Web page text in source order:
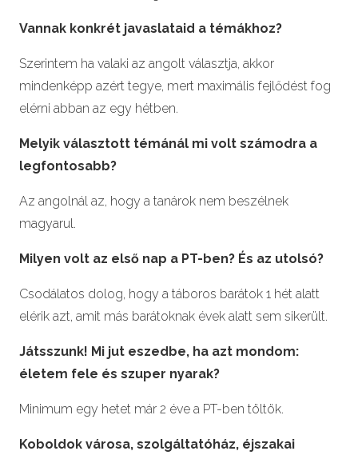
Vannak konkrét javaslataid a témákhoz?
Szerintem ha valaki az angolt választja, akkor
mindenképp azért tegye, mert maximális fejlődést fog
elérni abban az egy hétben.
Melyik választott témánál mi volt számodra a
legfontosabb?
Az angolnál az, hogy a tanárok nem beszélnek
magyarul.
Milyen volt az első nap a PT-ben? És az utolsó?
Csodálatos dolog, hogy a táboros barátok 1 hét alatt
elérik azt, amit más barátoknak évek alatt sem sikerült.
Játsszunk! Mi jut eszedbe, ha azt mondom:
életem fele és szuper nyarak?
Minimum egy hetet már 2 éve a PT-ben töltök.
Koboldok városa, szolgáltatóház, éjszakai